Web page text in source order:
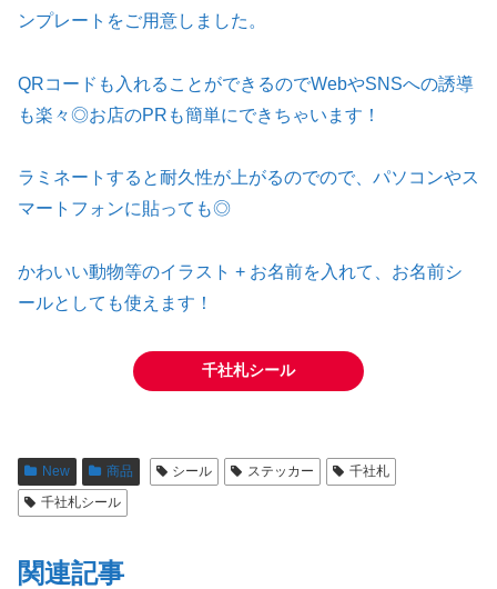
ンプレートをご用意しました。
QRコードも入れることができるのでWebやSNSへの誘導
も楽々◎お店のPRも簡単にできちゃいます！
ラミネートすると耐久性が上がるのでので、パソコンやス
マートフォンに貼っても◎
かわいい動物等のイラスト + お名前を入れて、お名前シ
ールとしても使えます！
千社札シール
New 商品 シール ステッカー
千社札
千社札シール
関連記事